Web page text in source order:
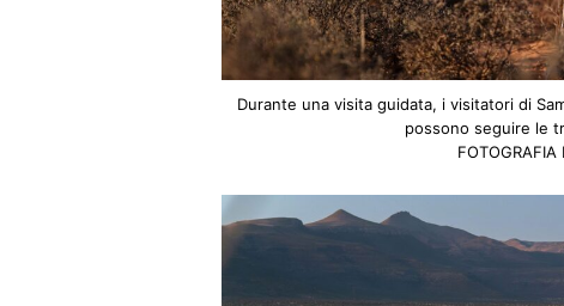
Durante una visita guidata, i visitatori di
possono seguire le
FOTOGRAFIA